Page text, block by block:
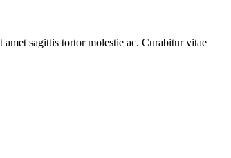
sagittis tortor molestie ac. Curabitur vitae